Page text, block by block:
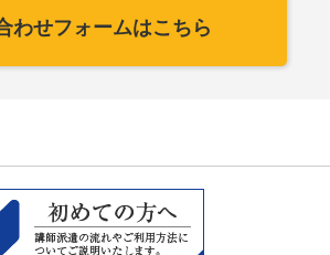
わせフォームはこちら